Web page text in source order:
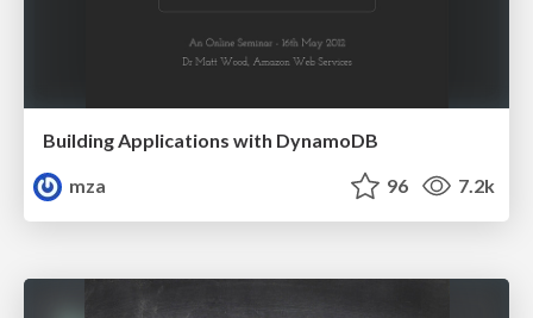
Building Applications with DynamoDB
mza
96 7.2k